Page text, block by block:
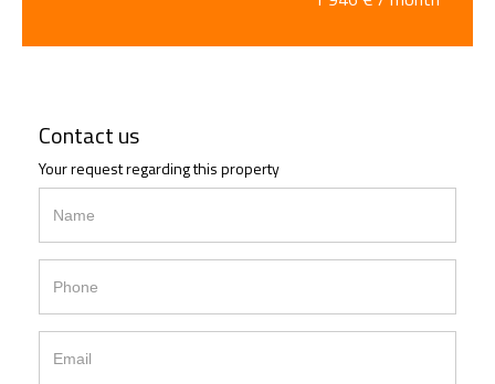
Contact us
Your request regarding this property